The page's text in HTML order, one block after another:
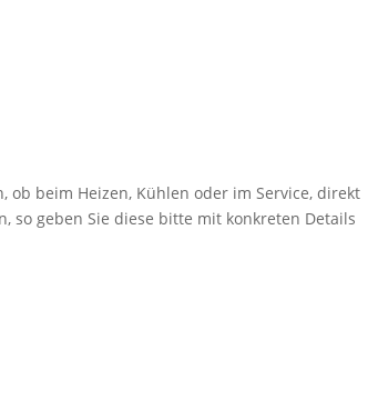
beim Heizen, Kühlen oder im Service, direkt
geben Sie diese bitte mit konkreten Details